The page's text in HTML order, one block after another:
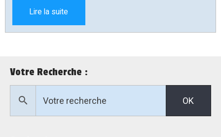
Lire la suite
Votre Recherche :
OK